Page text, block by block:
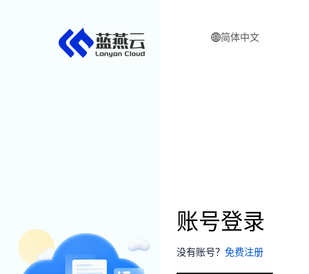
简体中文
账号登录
没有账号？ 免费注册